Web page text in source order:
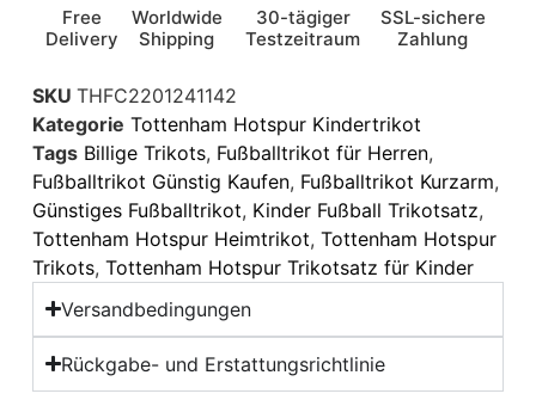
Free
Delivery
Worldwide
Shipping
30-tägiger
Testzeitraum
SSL-sichere
Zahlung
SKU THFC2201241142
Kategorie Tottenham Hotspur Kindertrikot
Tags Billige Trikots, Fußballtrikot für Herren,
Fußballtrikot Günstig Kaufen, Fußballtrikot Kurzarm,
Günstiges Fußballtrikot, Kinder Fußball Trikotsatz,
Tottenham Hotspur Heimtrikot, Tottenham Hotspur
Trikots, Tottenham Hotspur Trikotsatz für Kinder
Versandbedingungen
Rückgabe- und Erstattungsrichtlinie